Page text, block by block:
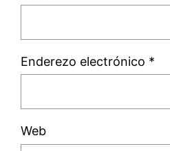
Enderezo electrónico *
Web